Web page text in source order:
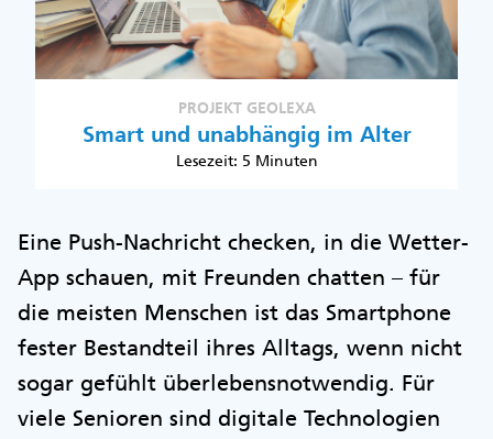
PROJEKT GEOLEXA
Smart und unabhängig im Alter
Lesezeit: 5 Minuten
Eine Push-Nachricht checken, in die Wetter-
App schauen, mit Freunden chatten – für
die meisten Menschen ist das Smartphone
fester Bestandteil ihres Alltags, wenn nicht
sogar gefühlt überlebensnotwendig. Für
viele Senioren sind digitale Technologien